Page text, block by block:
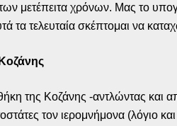
μετέπειτα χρόνων. Μας το
τα τελευταία σκέπτομαι να
της Κοζάνης -αντλώντας και
τον ιερομνήμονα (λόγιο